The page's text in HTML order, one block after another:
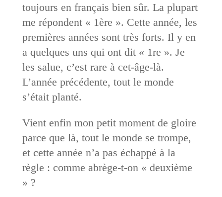
toujours en français bien sûr. La plupart
me répondent « 1ère ». Cette année, les
premières années sont très forts. Il y en
a quelques uns qui ont dit « 1re ». Je
les salue, c’est rare à cet-âge-là.
L’année précédente, tout le monde
s’était planté.
Vient enfin mon petit moment de gloire
parce que là, tout le monde se trompe,
et cette année n’a pas échappé à la
règle : comme abrège-t-on « deuxième
» ?